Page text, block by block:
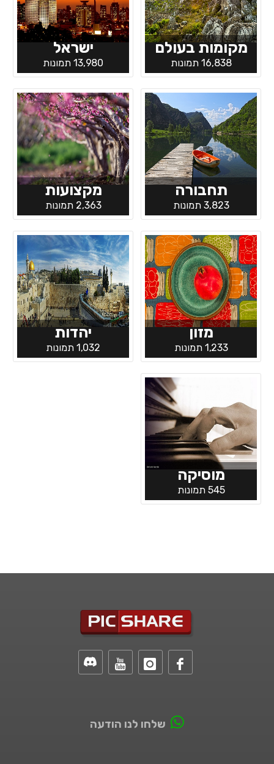
מקומות בעולם
16,838 תמונות
ישראל
13,980 תמונות
תחבורה
3,823 תמונות
מקצועות
2,363 תמונות
מזון
1,233 תמונות
יהדות
1,032 תמונות
מוסיקה
545 תמונות
שלחו לנו הודעה